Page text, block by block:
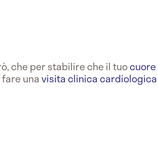
che per stabilire che il tuocuore
unavisita clinica cardiologica